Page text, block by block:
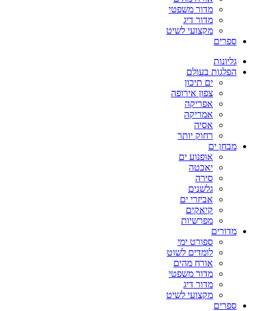
מדור משפטי
מדור דיג
מקצועי לשיט
ספרים
גליונות
הפלגות בעולם
ים תיכון
צפון אירופה
אפריקה
אמריקה
אסיה
רחוק יותר
מבחן ים
אופנוע ים
יאכטה
סירה
גלשנים
אביזרי ים
קיאקים
מפרשיות
מדורים
ספורט ימי
לומדים לשוט
אורח מהים
מדור משפטי
מדור דיג
מקצועי לשיט
ספרים